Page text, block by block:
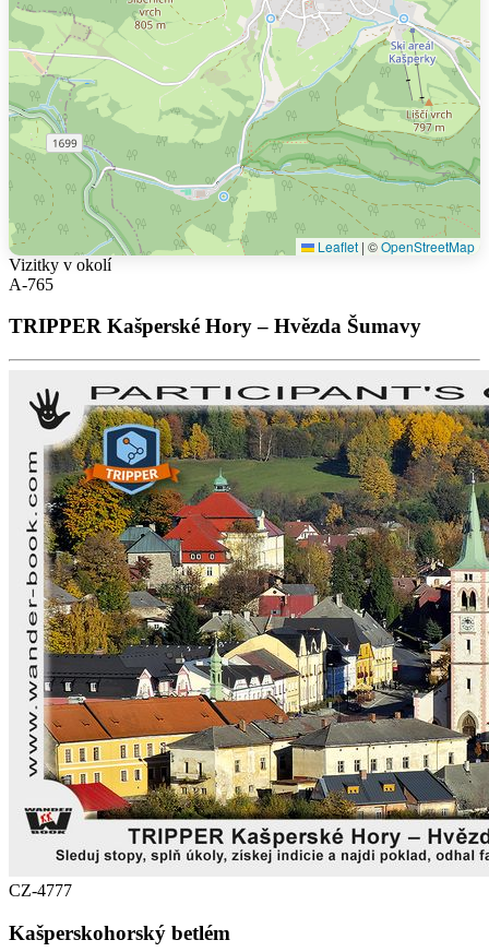
Leaflet | ©OpenStreetMap
Vizitky v okolí
A-765
TRIPPER Kašperské Hory – Hvězda Šumavy
CZ-4777
Kašperskohorský betlém